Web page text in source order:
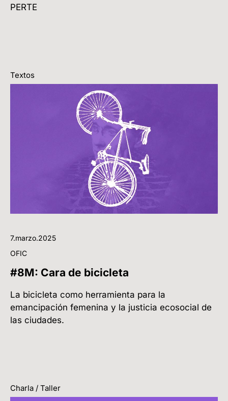
PERTE
Textos
7.marzo.2025
OFIC
#8M: Cara de bicicleta
La bicicleta como herramienta para la
emancipación femenina y la justicia ecosocial de
las ciudades.
Charla / Taller